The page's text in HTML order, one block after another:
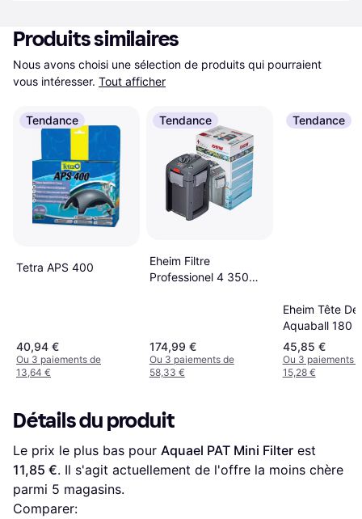
Produits similaires
Nous avons choisi une sélection de produits qui pourraient
vous intéresser. Tout afficher
Tendance
Tetra APS 400
40,94 €
Ou 3 paiements de
13,64 €
Tendance
Eheim Filtre
Professionel 4 350
174,99 €
Ou 3 paiements de
58,33 €
Tendance
Eheim Tête
Aquaball 180
45,85 €
Ou 3 paiements
15,28 €
Détails du produit
Le prix le plus bas pour Aquael PAT Mini Filter
11,85 €. Il s'agit actuellement de l'offre la moins chère
parmi 5 magasins.
Comparer: